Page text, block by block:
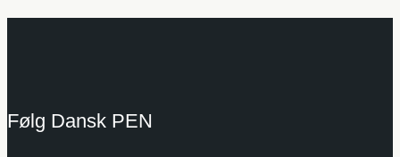
Følg Dansk PEN